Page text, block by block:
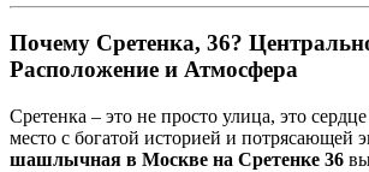
Почему Сретенка, 36?
Расположение и Атмосфера
Сретенка – это не просто улица, это
место с богатой историей и потрясающей
шашлычная в Москве на Сретенке 36